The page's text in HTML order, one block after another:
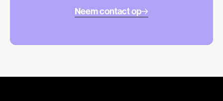
Neem contact op